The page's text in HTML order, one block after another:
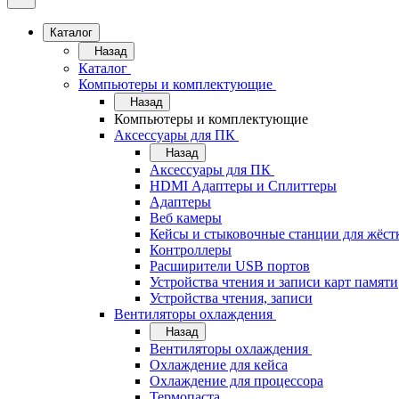
Каталог
Назад
Каталог
Компьютеры и комплектующие
Назад
Компьютеры и комплектующие
Аксессуары для ПК
Назад
Аксессуары для ПК
HDMI Адаптеры и Сплиттеры
Адаптеры
Веб камеры
Кейсы и стыковочные станции для
Контроллеры
Расширители USB портов
Устройства чтения и записи карт памяти
Устройства чтения, записи
Вентиляторы охлаждения
Назад
Вентиляторы охлаждения
Охлаждение для кейса
Охлаждение для процессора